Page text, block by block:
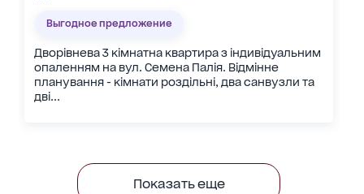
Выгодное предложение
Дворівнева 3 кімнатна квартира з індивідуальним
опаленням на вул. Семена Палія. Відмінне
планування - кімнати роздільні, два санвузли та
дві...
Показать еще